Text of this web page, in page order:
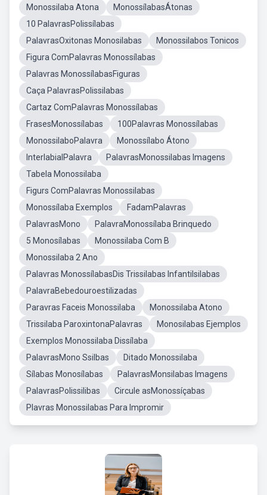
Monossilaba Atona
MonossílabasÁtonas
10 PalavrasPolissílabas
PalavrasOxitonas Monosilabas
Monossilabos Tonicos
Figura ComPalavras Monossílabas
Palavras MonossílabasFiguras
Caça PalavrasPolissilabas
Cartaz ComPalavras Monossílabas
FrasesMonossílabas
100Palavras Monossílabas
MonossilaboPalavra
Monossílabo Átono
InterlabialPalavra
PalavrasMonossilabas Imagens
Tabela Monossilaba
Figurs ComPalavras Monossilabas
Monossílaba Exemplos
FadamPalavras
PalavrasMono
PalavraMonossílaba Brinquedo
5 Monosílabas
Monossilaba Com B
Monossilaba 2 Ano
Palavras MonossílabasDis Trissilabas Infantilsilabas
PalavraBebedouroestilizadas
Paravras Faceis Monossilaba
Monossilaba Atono
Trissilaba ParoxintonaPalavras
Monosilabas Ejemplos
Exemplos Monossilaba Dissílaba
PalavrasMono Ssilbas
Ditado Monossilaba
Sílabas Monosílabas
PalavrasMonsilabas Imagens
PalavrasPolissilibas
Circule asMonossíçabas
Plavras Monossilabas Para Impromir